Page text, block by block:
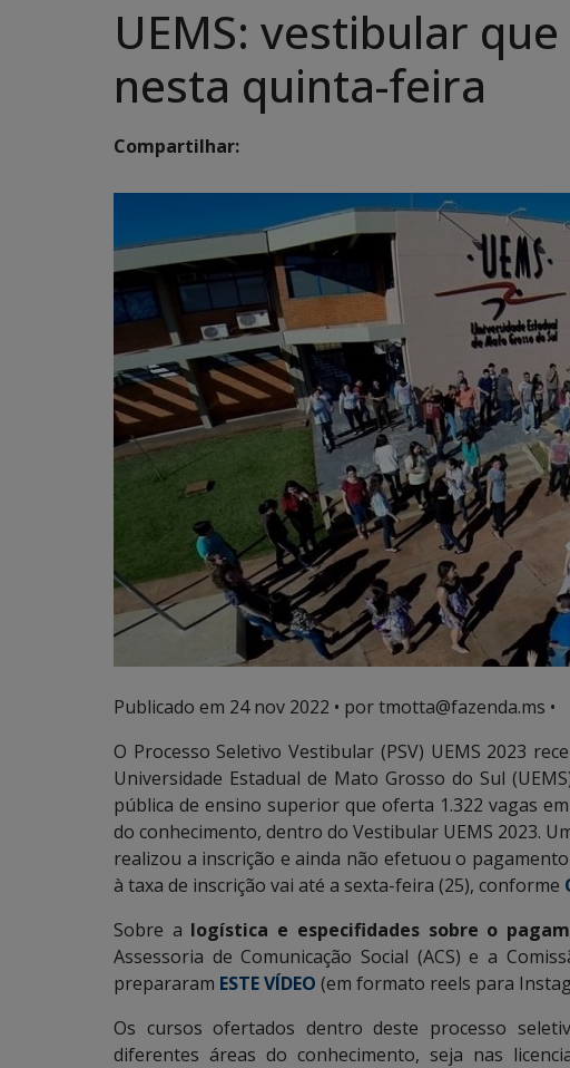
UEMS: vestibular
nesta quinta-feira
Compartilhar:
Publicado em 24 nov 2022 • por tmotta@fazenda.ms •
O Processo Seletivo Vestibular (PSV) UEMS 2023
Universidade Estadual de Mato Grosso do Sul
pública de ensino superior que oferta 1.322 vagas
do conhecimento, dentro do Vestibular UEMS 2023.
realizou a inscrição e ainda não efetuou o
à taxa de inscrição vai até a sexta-feira (25), conforme
Sobre a logística e especifidades sobre o
Assessoria de Comunicação Social (ACS) e a
prepararam ESTE VÍDEO (em formato reels para
Os cursos ofertados dentro deste processo
diferentes áreas do conhecimento, seja nas